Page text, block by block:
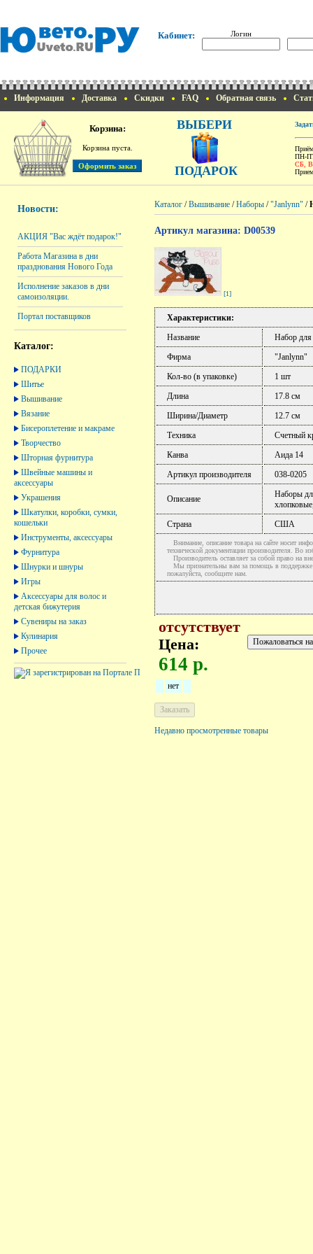
Кабинет: Логин
Информация Доставка Скидки FAQ Обратная связь
Корзина:
Корзина пуста.
ВЫБЕРИ
ПОДАРОК
ПН-
СБ,
Новости:
АКЦИЯ "Вас ждёт подарок!"
Работа Магазина в дни
празднования Нового Года
Исполнение заказов в дни
самоизоляции.
Портал поставщиков
Каталог:
ПОДАРКИ
Шитье
Вышивание
Вязание
Бисероплетение и макраме
Творчество
Шторная фурнитура
Швейные машины и
аксессуары
Украшения
Шкатулки, коробки, сумки,
кошельки
Инструменты, аксессуары
Фурнитура
Шнурки и шнуры
Игры
Аксессуары для волос и
детская бижутерия
Сувениры на заказ
Кулинария
Прочее
Каталог /Вышивание /Наборы /"Janlynn" /
Артикул магазина: D00539
[1]
Характеристики:
Название
Набор
Фирма
"Janlynn"
Кол-во (в упаковке)
1 шт
Длина
17.8 см
Ширина/Диаметр
12.7 см
Техника
Счетный
Канва
Аида 14
Артикул производителя
038-0205
Описание
Наборы
Страна
США
Внимание, описание товара на сайте носит
технической документации производителя. Во
Производитель оставляет за собой право на
Мы признательны вам за помощь в поддержке
пожалуйста, сообщите нам.
отсутствует
Цена:
614 р.
нет
Недавно просмотренные товары